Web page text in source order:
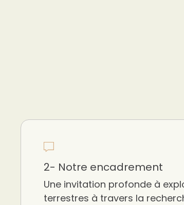
2- Notre encadrement
Une invitation profonde à
terrestres à travers la